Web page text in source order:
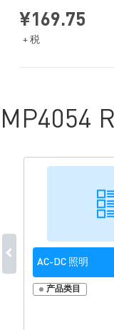
制和EN55015传导
¥169.75
+ 税
MP4054
AC-DC 照明
产品类目